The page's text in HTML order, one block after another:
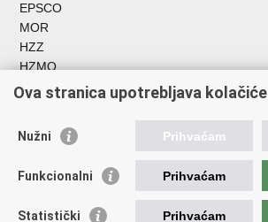
EPSCO
MOR
HZZ
HZMO
REGOS
Hrvatski zavod za socijalni rad
Akademija socijalne skrbi - ASOSK
Obiteljski centar
AORT
Ova stranica upotrebljava kolačiće
Nužni Prihvaćam
Funkcionalni Prihvaćam
Statistički Prihvaćam